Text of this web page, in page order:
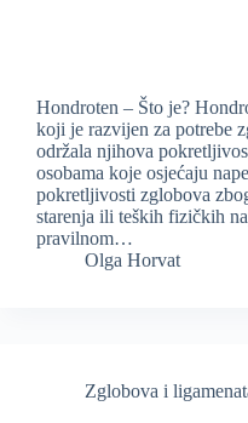
Hondroten – Što je?
koji je razvijen za potrebe
održala njihova
osobama koje osjećaju
pokretljivosti zglobova
starenja ili teških fizičkih
pravilnom…
Olga Horvat
Zglobova i